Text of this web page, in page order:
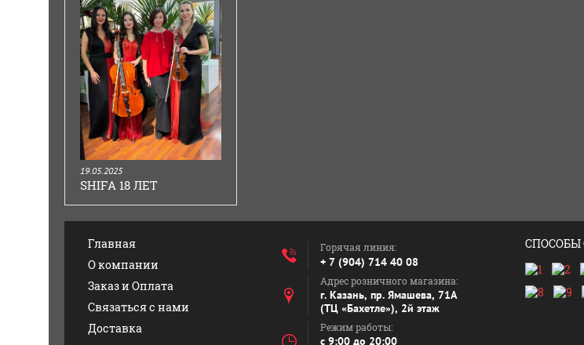
19.05.2025
SHIFA 18 ЛЕТ
Главная
О компании
Заказ и Оплата
Связаться с нами
Доставка
Горячая линия:
+ 7 (904) 714 40 08
Адрес розничного магазина:
г. Казань, пр. Ямашева, 71А
(ТЦ «Бахетле»), 2й этаж
Режим работы:
с 9:00 до 20:00
СПОСОБЫ